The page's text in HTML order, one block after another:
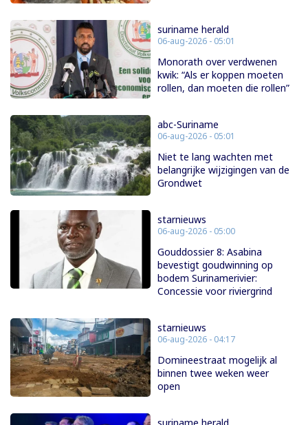
suriname herald
06-aug-2026 - 05:01
Monorath over verdwenen
kwik: “Als er koppen moeten
rollen, dan moeten die rollen”
abc-Suriname
06-aug-2026 - 05:01
Niet te lang wachten met
belangrijke wijzigingen van de
Grondwet
starnieuws
06-aug-2026 - 05:00
Gouddossier 8: Asabina
bevestigt goudwinning op
bodem Surinamerivier:
Concessie voor riviergrind
starnieuws
06-aug-2026 - 04:17
Domineestraat mogelijk al
binnen twee weken weer
open